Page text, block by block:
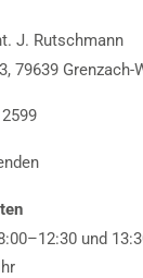
J. Rutschmann
79639 Grenzach-
und